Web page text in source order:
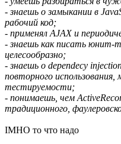
- знаешь о замыкании в
рабочий код;
- применял AJAX и
- знаешь как писать юнит-
целесообразно;
- знаешь о dependecy
повторного
тестируемости;
- понимаешь, чем
традиционного,
IMHO то что надо